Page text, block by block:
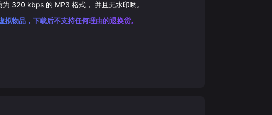
为 320 kbps 的 MP3 格式， 并且无水印哟。
物品，下载后不支持任何理由的退换货。